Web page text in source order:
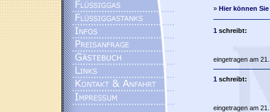
» Hier können
1schreibt:
eingetragen am
1schreibt:
eingetragen am